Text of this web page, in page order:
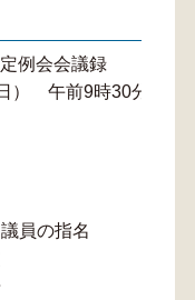
例会会議録
） 午前9時30分開議
員の指名